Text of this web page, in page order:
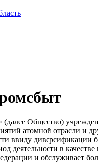
Общество)
атомной отрасли и
ввиду
деятельности в
и обслуживает